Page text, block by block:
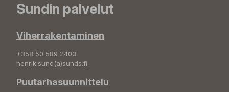
Sundin palvelut
Viherrakentaminen
+358 50 589 2403
henrik.sund(a)sunds.fi
Puutarhasuunnittelu